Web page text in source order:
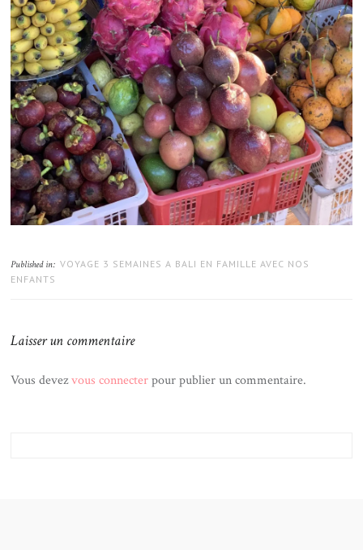
Published in: VOYAGE 3 SEMAINES A BALI EN FAMILLE AVEC NOS
ENFANTS
Laisser un commentaire
Vous devezvous connecterpour publier un commentaire.